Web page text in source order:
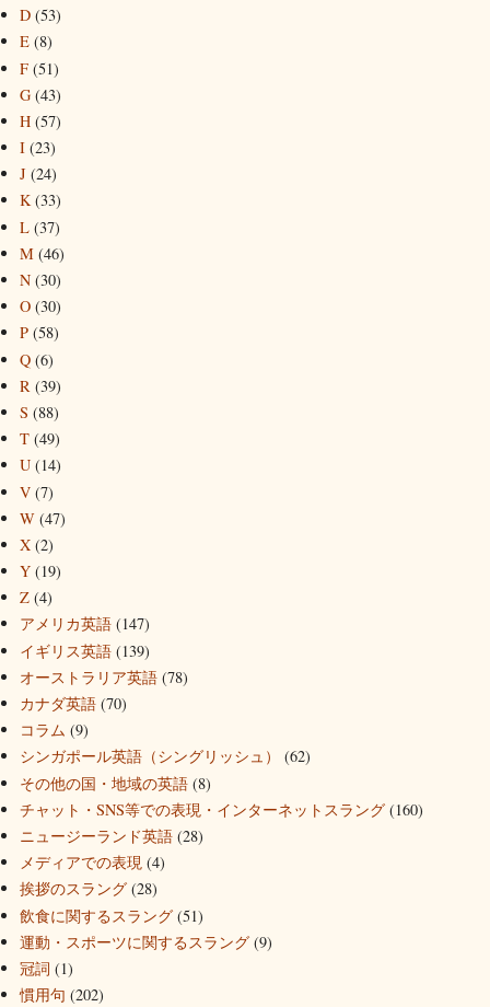
D (53)
E (8)
F (51)
G (43)
H (57)
I (23)
J (24)
K (33)
L (37)
M (46)
N (30)
O (30)
P (58)
Q (6)
R (39)
S (88)
T (49)
U (14)
V (7)
W (47)
X (2)
Y (19)
Z (4)
アメリカ英語 (147)
イギリス英語 (139)
オーストラリア英語 (78)
カナダ英語 (70)
コラム (9)
シンガポール英語（シングリッシュ）
(62)
その他の国・地域の英語 (8)
チャット・SNS等での表現・インターネットスラング (160)
ニュージーランド英語 (28)
メディアでの表現 (4)
挨拶のスラング (28)
飲食に関するスラング (51)
運動・スポーツに関するスラング (9)
冠詞 (1)
慣用句 (202)